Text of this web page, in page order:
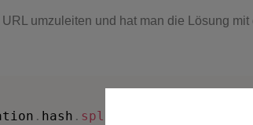
umzuleiten und hat man die Lösung
. hash . split